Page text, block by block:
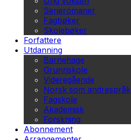
Serieromaner
Fagbøker
Skolebøker
Forfattere
Utdanning
Barnehage
Grunnskole
Videregående
Norsk som andrespråk
Fagskole
Akademisk
Forskning
Abonnement